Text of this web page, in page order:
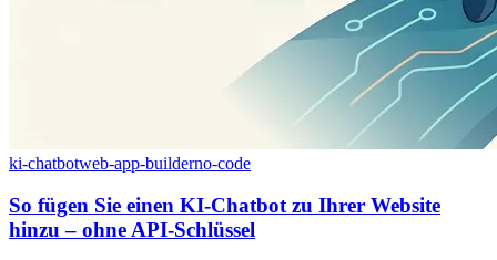
ki-chatbotweb-app-builderno-code
So fügen Sie einen KI-Chatbot zu Ihrer Website
hinzu – ohne API-Schlüssel